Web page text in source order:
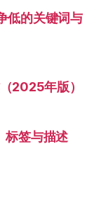
低的关键词与
2025年版）
标签与描述